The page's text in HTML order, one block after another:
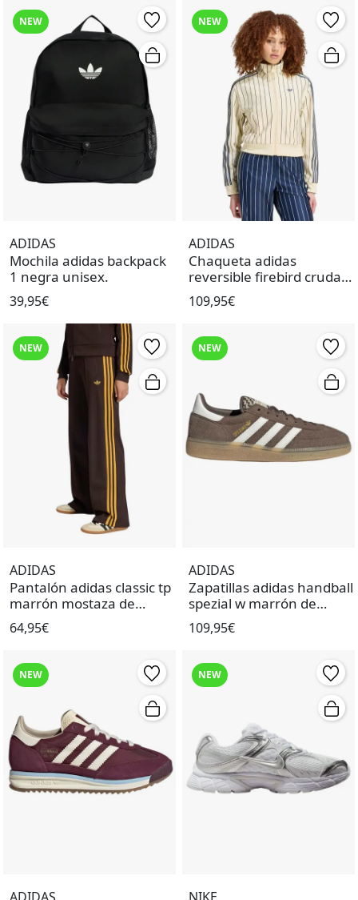
NEW
ADIDAS
Mochila adidas backpack
1 negra unisex.
39,95€
NEW
ADIDAS
Chaqueta adidas
reversible firebird cruda
azul de mujer.
109,95€
NEW
ADIDAS
Pantalón adidas classic tp
marrón mostaza de
mujer.
64,95€
NEW
ADIDAS
Zapatillas adidas handball
spezial w marrón de
mujer.
109,95€
NEW
ADIDAS
NEW
NIKE